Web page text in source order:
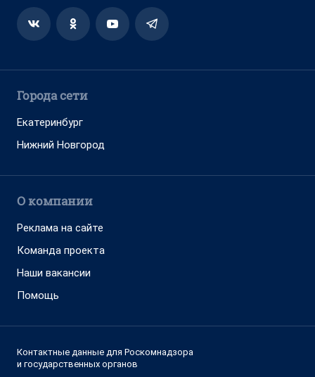
Города сети
Екатеринбург
Нижний Новгород
О компании
Реклама на сайте
Команда проекта
Наши вакансии
Помощь
Контактные данные для Роскомнадзора
и государственных органов